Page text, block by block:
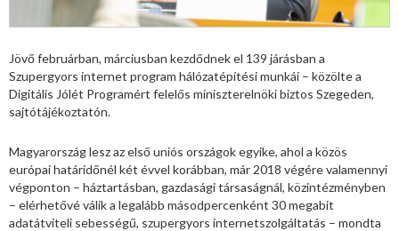
Jövő februárban, márciusban kezdődnek el 139 járásban a
Szupergyors internet program hálózatépítési munkái – közölte a
Digitális Jólét Programért felelős miniszterelnöki biztos Szegeden,
sajtótájékoztatón.
Magyarország lesz az első uniós országok egyike, ahol a közös
európai határidőnél két évvel korábban, már 2018 végére valamennyi
végponton – háztartásban, gazdasági társaságnál, közintézményben
– elérhetővé válik a legalább másodpercenként 30 megabit
adatátviteli sebességű, szupergyors internetszolgáltatás – mondta